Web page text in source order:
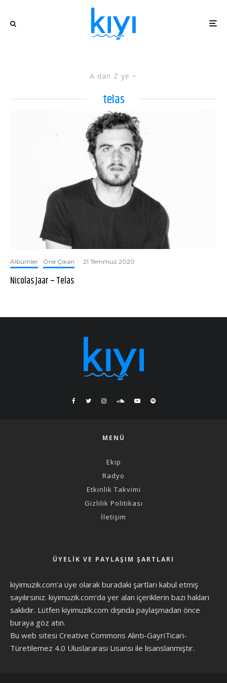
A dan Z ye
telas
Albümler Öne Çıkan · 21 Temmuz 2020
Nicolas Jaar – Telas
MENÜ
Ekip
Radyo
Etkinlik Takvimi
Gizlilik Politikası
İletişim
ÜYELIK VE PAYLAŞIM ŞARTLARI
kiyimuzik.com’a üye olarak buradaki şartları kabul etmiş
sayılırsınız. kiyimuzik.com’da yer alan içeriklerin bazı hakları
saklıdır. Lütfen kiyimuzik.com dışında paylaşmadan önce
buraya göz atın.
Bu web sitesi Creative Commons Alıntı-GayriTicari-
Türetilemez 4.0 Uluslararası Lisansı ile lisanslanmıştır.